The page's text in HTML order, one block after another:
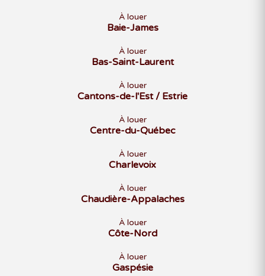
À louer
Baie-James
À louer
Bas-Saint-Laurent
À louer
Cantons-de-l'Est / Estrie
À louer
Centre-du-Québec
À louer
Charlevoix
À louer
Chaudière-Appalaches
À louer
Côte-Nord
À louer
Gaspésie